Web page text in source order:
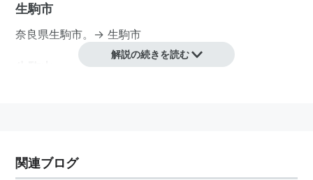
生駒市
奈良県生駒市。→生駒市
な線）
解説の続きを読む
関連ブログ